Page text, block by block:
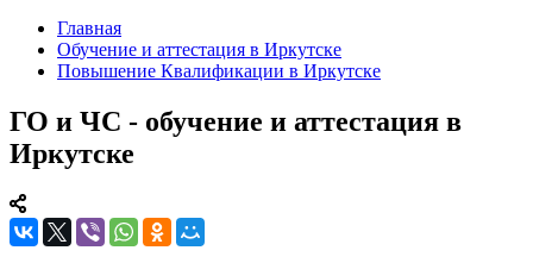
Главная
Обучение и аттестация в Иркутске
Повышение Квалификации в Иркутске
ГО и ЧС - обучение и аттестация в
Иркутске